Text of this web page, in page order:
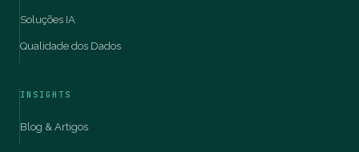
Soluções IA
Qualidade dos Dados
INSIGHTS
Blog & Artigos